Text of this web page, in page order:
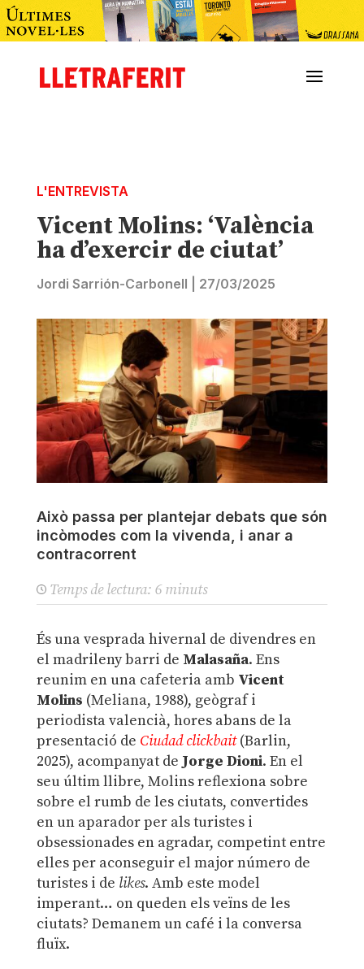
L'ENTREVISTA
Vicent Molins: ‘València
ha d’exercir de ciutat’
Jordi Sarrión-Carbonell 27/03/2025
Això passa per plantejar debats que són
incòmodes com la vivenda, i anar a
contracorrent
Temps de lectura: 6 minuts
És una vesprada hivernal de divendres en
el madrileny barri de Malasaña. Ens
reunim en una cafeteria amb Vicent
Molins (Meliana, 1988), geògraf i
periodista valencià, hores abans de la
presentació de Ciudad clickbait (Barlin,
2025), acompanyat de Jorge Dioni. En el
seu últim llibre, Molins reflexiona sobre
sobre el rumb de les ciutats, convertides
en un aparador per als turistes i
obsessionades en agradar, competint entre
elles per aconseguir el major número de
turistes i de likes. Amb este model
imperant… on queden els veïns de les
ciutats? Demanem un café i la conversa
fluïx.